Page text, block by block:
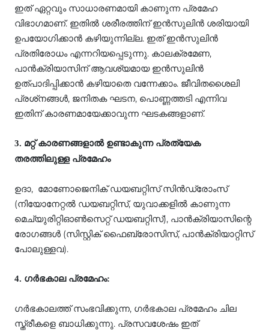
ഇത് ഏറ്റവും സാധാരണമായി കാണുന്ന പ്രമേഹ
വിഭാഗമാണ്. ഇതില്‍ ശരീരത്തിന് ഇന്‍സുലിന്‍ ശരിയായി
ഉപയോഗിക്കാന്‍ കഴിയുന്നില്ല. ഇത് ഇന്‍സുലിന്‍
പ്രതിരോധം എന്നറിയപ്പെടുന്നു. കാലക്രമേണ,
പാന്‍ക്രിയാസിന് ആവശ്യമായ ഇന്‍സുലിന്‍
ഉത്പാദിപ്പിക്കാന്‍ കഴിയാതെ വന്നേക്കാം. ജീവിതശൈലി
പ്രശ്‌നങ്ങള്‍, ജനിതക ഘടന, പൊണ്ണത്തടി എന്നിവ
ഇതിന് കാരണമായേക്കാവുന്ന ഘടകങ്ങളാണ്.
3. മറ്റ് കാരണങ്ങളാല്‍ ഉണ്ടാകുന്ന പ്രത്യേക
തരത്തിലുള്ള പ്രമേഹം
ഉദാ, മോണോജെനിക് ഡയബറ്റിസ് സിന്‍ഡ്രോംസ്
(നിയോനേറ്റല്‍ ഡയബറ്റിസ്, യുവാക്കളില്‍ കാണുന്ന
മെച്യുരിറ്റിഓണ്‍സെറ്റ് ഡയബറ്റിസ്), പാന്‍ക്രിയാസിന്റെ
രോഗങ്ങള്‍ (സിസ്റ്റിക് ഫൈബ്രോസിസ്, പാന്‍ക്രിയാറ്റിസ്
പോലുള്ളവ).
4. ഗര്‍ഭകാല പ്രമേഹം:
ഗര്‍ഭകാലത്ത് സംഭവിക്കുന്ന, ഗര്‍ഭകാല പ്രമേഹം ചില
സ്ത്രീകളെ ബാധിക്കുന്നു. പ്രസവശേഷം ഇത്